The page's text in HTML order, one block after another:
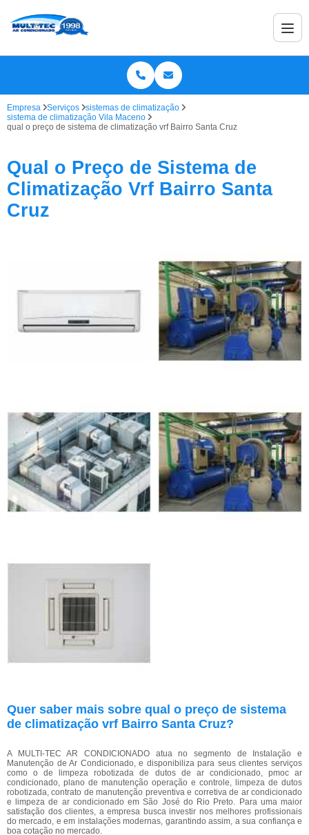
Empresa Serviços
sistemas de climatização
sistema de climatização Vila Maceno
qual o preço de sistema de climatização vrf Bairro Santa Cruz
Qual o Preço de Sistema de
Climatização Vrf Bairro Santa
Cruz
Quer saber mais sobre qual o preço de sistema
de climatização vrf Bairro Santa Cruz?
A MULTI-TEC AR CONDICIONADO atua no segmento de Instalação e
Manutenção de Ar Condicionado, e disponibiliza para seus clientes serviços
como o de limpeza robotizada de dutos de ar condicionado, pmoc ar
condicionado, plano de manutenção operação e controle, limpeza de dutos
robotizada, contrato de manutenção preventiva e corretiva de ar condicionado
e limpeza de ar condicionado em São José do Rio Preto. Para uma maior
satisfação dos clientes, a empresa busca investir nos melhores profissionais
do mercado, e em instalações modernas, garantindo assim, a sua confiança e
boa cotação no mercado.